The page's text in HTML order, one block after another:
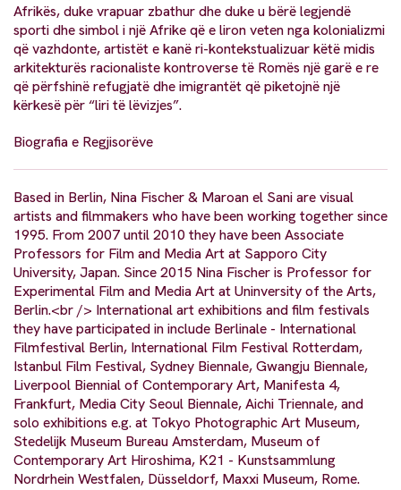
Afrikës, duke vrapuar zbathur dhe duke u bërë legjendë
sporti dhe simbol i një Afrike që e liron veten nga kolonializmi
që vazhdonte, artistët e kanë ri-kontekstualizuar këtë midis
arkitekturës racionaliste kontroverse të Romës një garë e re
që përfshinë refugjatë dhe imigrantët që piketojnë një
kërkesë për “liri të lëvizjes”.
Biografia e Regjisorëve
Based in Berlin, Nina Fischer & Maroan el Sani are visual
artists and filmmakers who have been working together since
1995. From 2007 until 2010 they have been Associate
Professors for Film and Media Art at Sapporo City
University, Japan. Since 2015 Nina Fischer is Professor for
Experimental Film and Media Art at Uninversity of the Arts,
Berlin.<br /> International art exhibitions and film festivals
they have participated in include Berlinale - International
Filmfestival Berlin, International Film Festival Rotterdam,
Istanbul Film Festival, Sydney Biennale, Gwangju Biennale,
Liverpool Biennial of Contemporary Art, Manifesta 4,
Frankfurt, Media City Seoul Biennale, Aichi Triennale, and
solo exhibitions e.g. at Tokyo Photographic Art Museum,
Stedelijk Museum Bureau Amsterdam, Museum of
Contemporary Art Hiroshima, K21 - Kunstsammlung
Nordrhein Westfalen, Düsseldorf, Maxxi Museum, Rome.